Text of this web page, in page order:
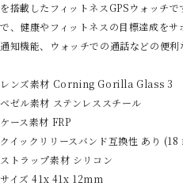
を搭載したフィットネスGPSウォッチ
で、健康やフィットネスの目標達成をサ
通知機能、ウォッチでの通話などの便利
レンズ素材 Corning Gorilla Glass 3
ベゼル素材 ステンレススチール
ケース素材 FRP
クイックリリースバンド互換性 あり
ストラップ素材 シリコン
サイズ 41x 41x 12mm